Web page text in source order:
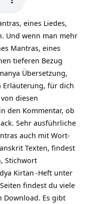
eines Liedes,
Und wenn man mehr
Mantras, eines
tieferen Bezug
Übersetzung,
Erläuterung, für dich
diesen
den Kommentar, ob
Sehr ausführliche
auch mit Wort-
Texten, findest
Stichwort
Kirtan -Heft unter
findest du viele
Download. Es gibt